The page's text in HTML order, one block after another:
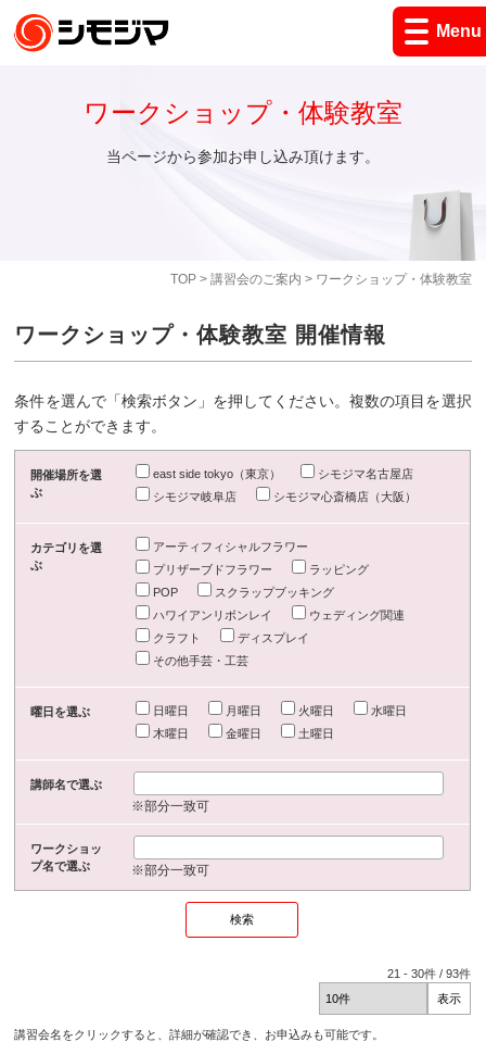
Menu
TOP> 講習会のご案内 > ワークショップ・体験教室
ワークショップ・体験教室
当ページから参加お申し込み頂けます。
ワークショップ・体験教室 開催情報
条件を選んで「検索ボタン」を押してください。複数の項目を選択
することができます。
開催場所を選
ぶ
east side tokyo（東京）
シモジマ名古屋店
シモジマ岐阜店
シモジマ心斎橋店（大阪）
カテゴリを選
ぶ
アーティフィシャルフラワー
プリザーブドフラワー
ラッピング
POP
スクラップブッキング
ハワイアンリボンレイ
ウェディング関連
クラフト
ディスプレイ
その他手芸・工芸
曜日を選ぶ 日曜日 月曜日 火曜日
水曜日
木曜日
金曜日 土曜日
講師名で選ぶ
※部分一致可
ワークショッ
プ名で選ぶ
※部分一致可
21 -30件 /93件
講習会名をクリックすると、詳細が確認でき、お申込みも可能です。